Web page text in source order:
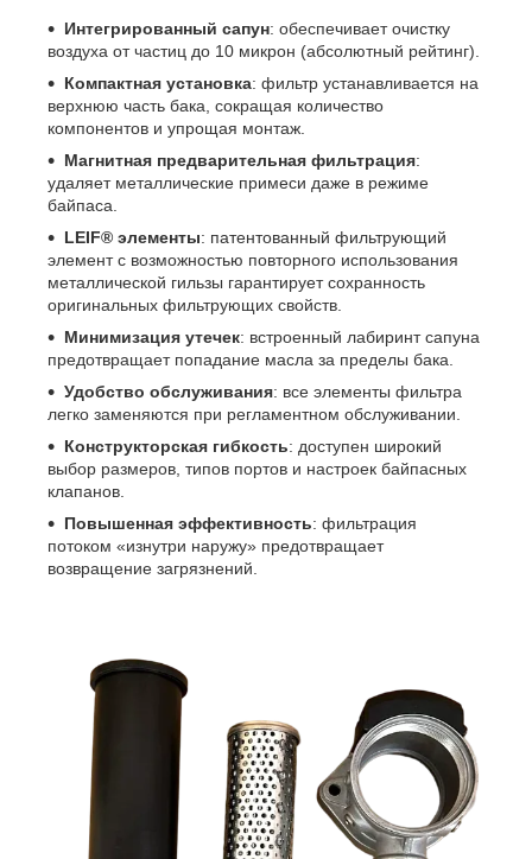
Интегрированный сапун: обеспечивает очистку
воздуха от частиц до 10 микрон (абсолютный рейтинг).
Компактная установка: фильтр устанавливается на
верхнюю часть бака, сокращая количество
компонентов и упрощая монтаж.
Магнитная предварительная фильтрация:
удаляет металлические примеси даже в режиме
байпаса.
LEIF® элементы: патентованный фильтрующий
элемент с возможностью повторного использования
металлической гильзы гарантирует сохранность
оригинальных фильтрующих свойств.
Минимизация утечек: встроенный лабиринт сапуна
предотвращает попадание масла за пределы бака.
Удобство обслуживания: все элементы фильтра
легко заменяются при регламентном обслуживании.
Конструкторская гибкость: доступен широкий
выбор размеров, типов портов и настроек байпасных
клапанов.
Повышенная эффективность: фильтрация
потоком «изнутри наружу» предотвращает
возвращение загрязнений.